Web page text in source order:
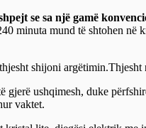
se sa një gamë
minuta mund të shtohen
shijoni
gjerë ushqimesh, duke
vaktet.